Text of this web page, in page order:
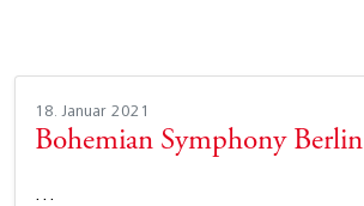
18. Januar 2021
Bohemian Symphony Berlin
…